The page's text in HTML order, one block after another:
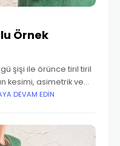
Örnek
şişi ile örünce tiril tiril
kesimi, asimetrik ve
bir görüntü sağlıyor.
DEVAM EDIN